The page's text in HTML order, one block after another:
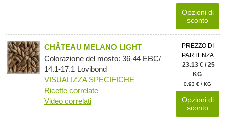
Opzioni di
sconto
CHÂTEAU MELANO LIGHT
Colorazione del mosto: 36-44 EBC/
14.1-17.1 Lovibond
VISUALIZZA SPECIFICHE
Ricette correlate
Video correlati
PREZZO DI
PARTENZA
23.13 € / 25
KG
0.93 € / KG
Opzioni di
sconto